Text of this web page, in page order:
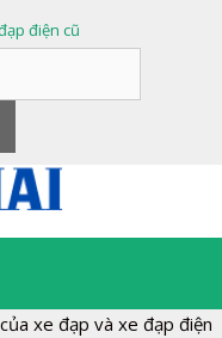
điện cũ
xe đạp và xe đạp điện